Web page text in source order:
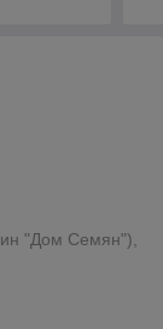
"Дом Семян"),